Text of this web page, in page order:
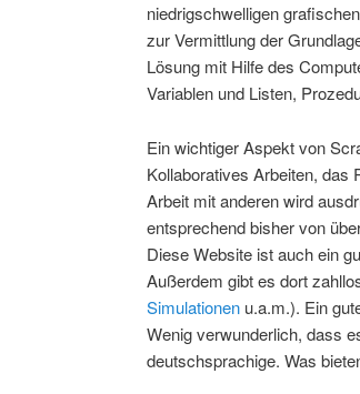
niedrigschwelligen
zur Vermittlung der
Lösung mit Hilfe des
Variablen und Listen,
Ein wichtiger Aspekt von
Kollaboratives Arbeiten, das
Arbeit mit anderen wird
entsprechend bisher von
Diese Website ist auch ein
Außerdem gibt es dort
Simulationenu.a.m.). Ein
Wenig verwunderlich, dass
deutschsprachige. Was